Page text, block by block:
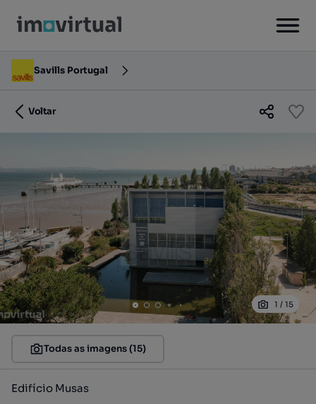
Savills Portugal
Voltar
1 / 15
Todas as imagens (15)
Edifício Musas